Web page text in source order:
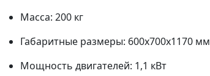
Масса: 200 кг
Габаритные размеры: 600х700х1170 мм
Мощность двигателей: 1,1 кВт